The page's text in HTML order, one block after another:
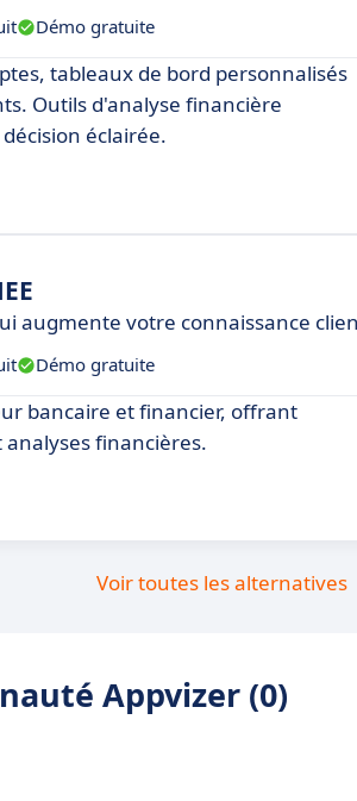
Démo gratuite
tableaux de bord personnalisés
Outils d'analyse financière
éclairée.
augmente votre connaissance
Démo gratuite
bancaire et financier, offrant
financières.
Voir toutes les alternatives
Appvizer (0)